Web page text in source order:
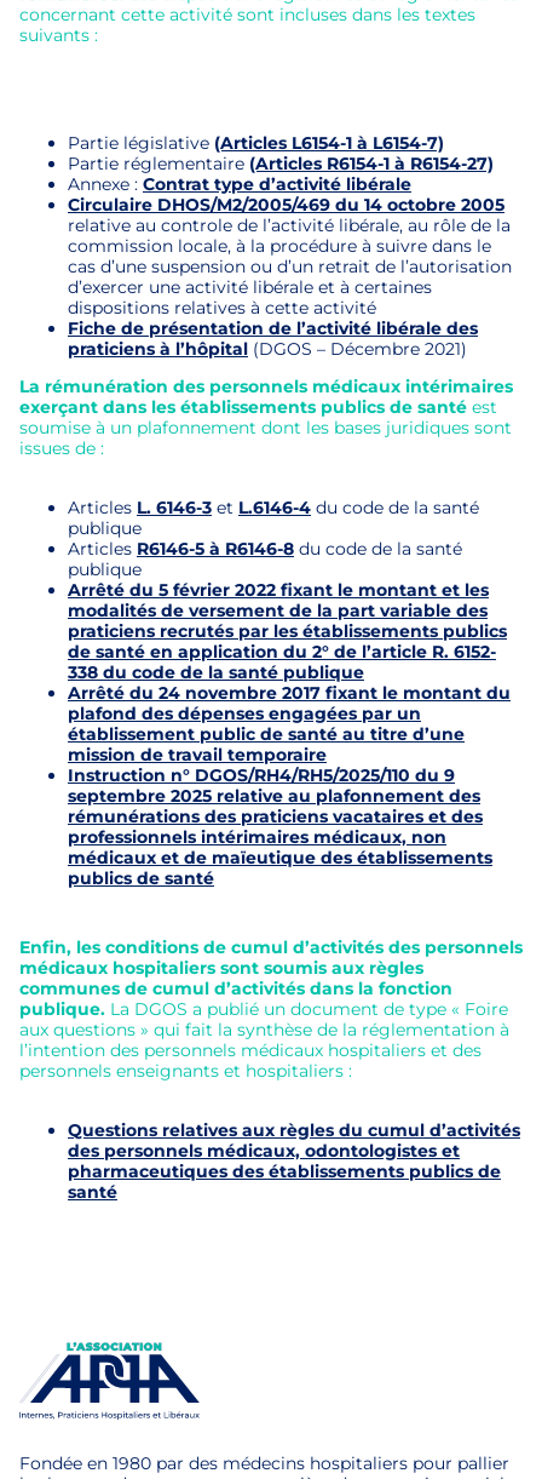
concernant cette activité sont incluses dans les textes
suivants :
Partie législative (Articles L6154-1 à L6154-7)
Partie réglementaire (Articles R6154-1 à R6154-27)
Annexe : Contrat type d’activité libérale
Circulaire DHOS/M2/2005/469 du 14 octobre 2005
relative au controle de l’activité libérale, au rôle de la
commission locale, à la procédure à suivre dans le
cas d’une suspension ou d’un retrait de l’autorisation
d’exercer une activité libérale et à certaines
dispositions relatives à cette activité
Fiche de présentation de l’activité libérale des
praticiens à l’hôpital (DGOS – Décembre 2021)
La rémunération des personnels médicaux intérimaires
exerçant dans les établissements publics de santé est
soumise à un plafonnement dont les bases juridiques sont
issues de :
Articles L. 6146-3 et L.6146-4 du code de la santé
publique
Articles R6146-5 à R6146-8 du code de la santé
publique
Arrêté du 5 février 2022 fixant le montant et les
modalités de versement de la part variable des
praticiens recrutés par les établissements publics
de santé en application du 2° de l’article R. 6152-
338 du code de la santé publique
Arrêté du 24 novembre 2017 fixant le montant du
plafond des dépenses engagées par un
établissement public de santé au titre d’une
mission de travail temporaire
Instruction n° DGOS/RH4/RH5/2025/110 du 9
septembre 2025 relative au plafonnement des
rémunérations des praticiens vacataires et des
professionnels intérimaires médicaux, non
médicaux et de maïeutique des établissements
publics de santé
Enfin, les conditions de cumul d’activités des personnels
médicaux hospitaliers sont soumis aux règles
communes de cumul d’activités dans la fonction
publique. La DGOS a publié un document de type « Foire
aux questions » qui fait la synthèse de la réglementation à
l’intention des personnels médicaux hospitaliers et des
personnels enseignants et hospitaliers :
Questions relatives aux règles du cumul d’activités
des personnels médicaux, odontologistes et
pharmaceutiques des établissements publics de
santé
Fondée en 1980 par des médecins hospitaliers pour pallier